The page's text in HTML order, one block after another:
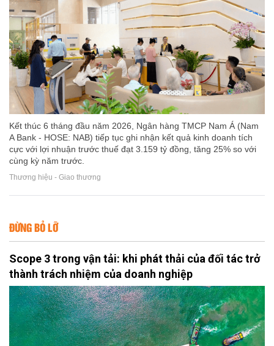
Kết thúc 6 tháng đầu năm 2026, Ngân hàng TMCP Nam Á (Nam
A Bank - HOSE: NAB) tiếp tục ghi nhận kết quả kinh doanh tích
cực với lợi nhuận trước thuế đạt 3.159 tỷ đồng, tăng 25% so với
cùng kỳ năm trước.
Thương hiệu - Giao thương
ĐỪNG BỎ LỠ
Scope 3 trong vận tải: khi phát thải của đối tác trở
thành trách nhiệm của doanh nghiệp